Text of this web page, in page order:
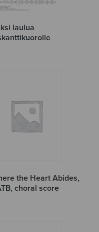
laulua
the Heart Abides,
choral score